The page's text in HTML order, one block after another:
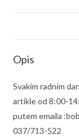
Opis
Svakim radnim
artikle od 8:00-
putem emaila
037/713-522